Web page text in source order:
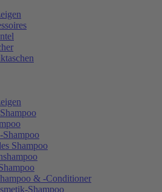
Shampoo
& -Conditioner
Shampoo